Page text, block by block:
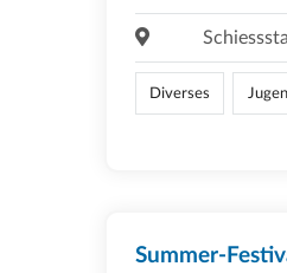
Diverses
Summer-